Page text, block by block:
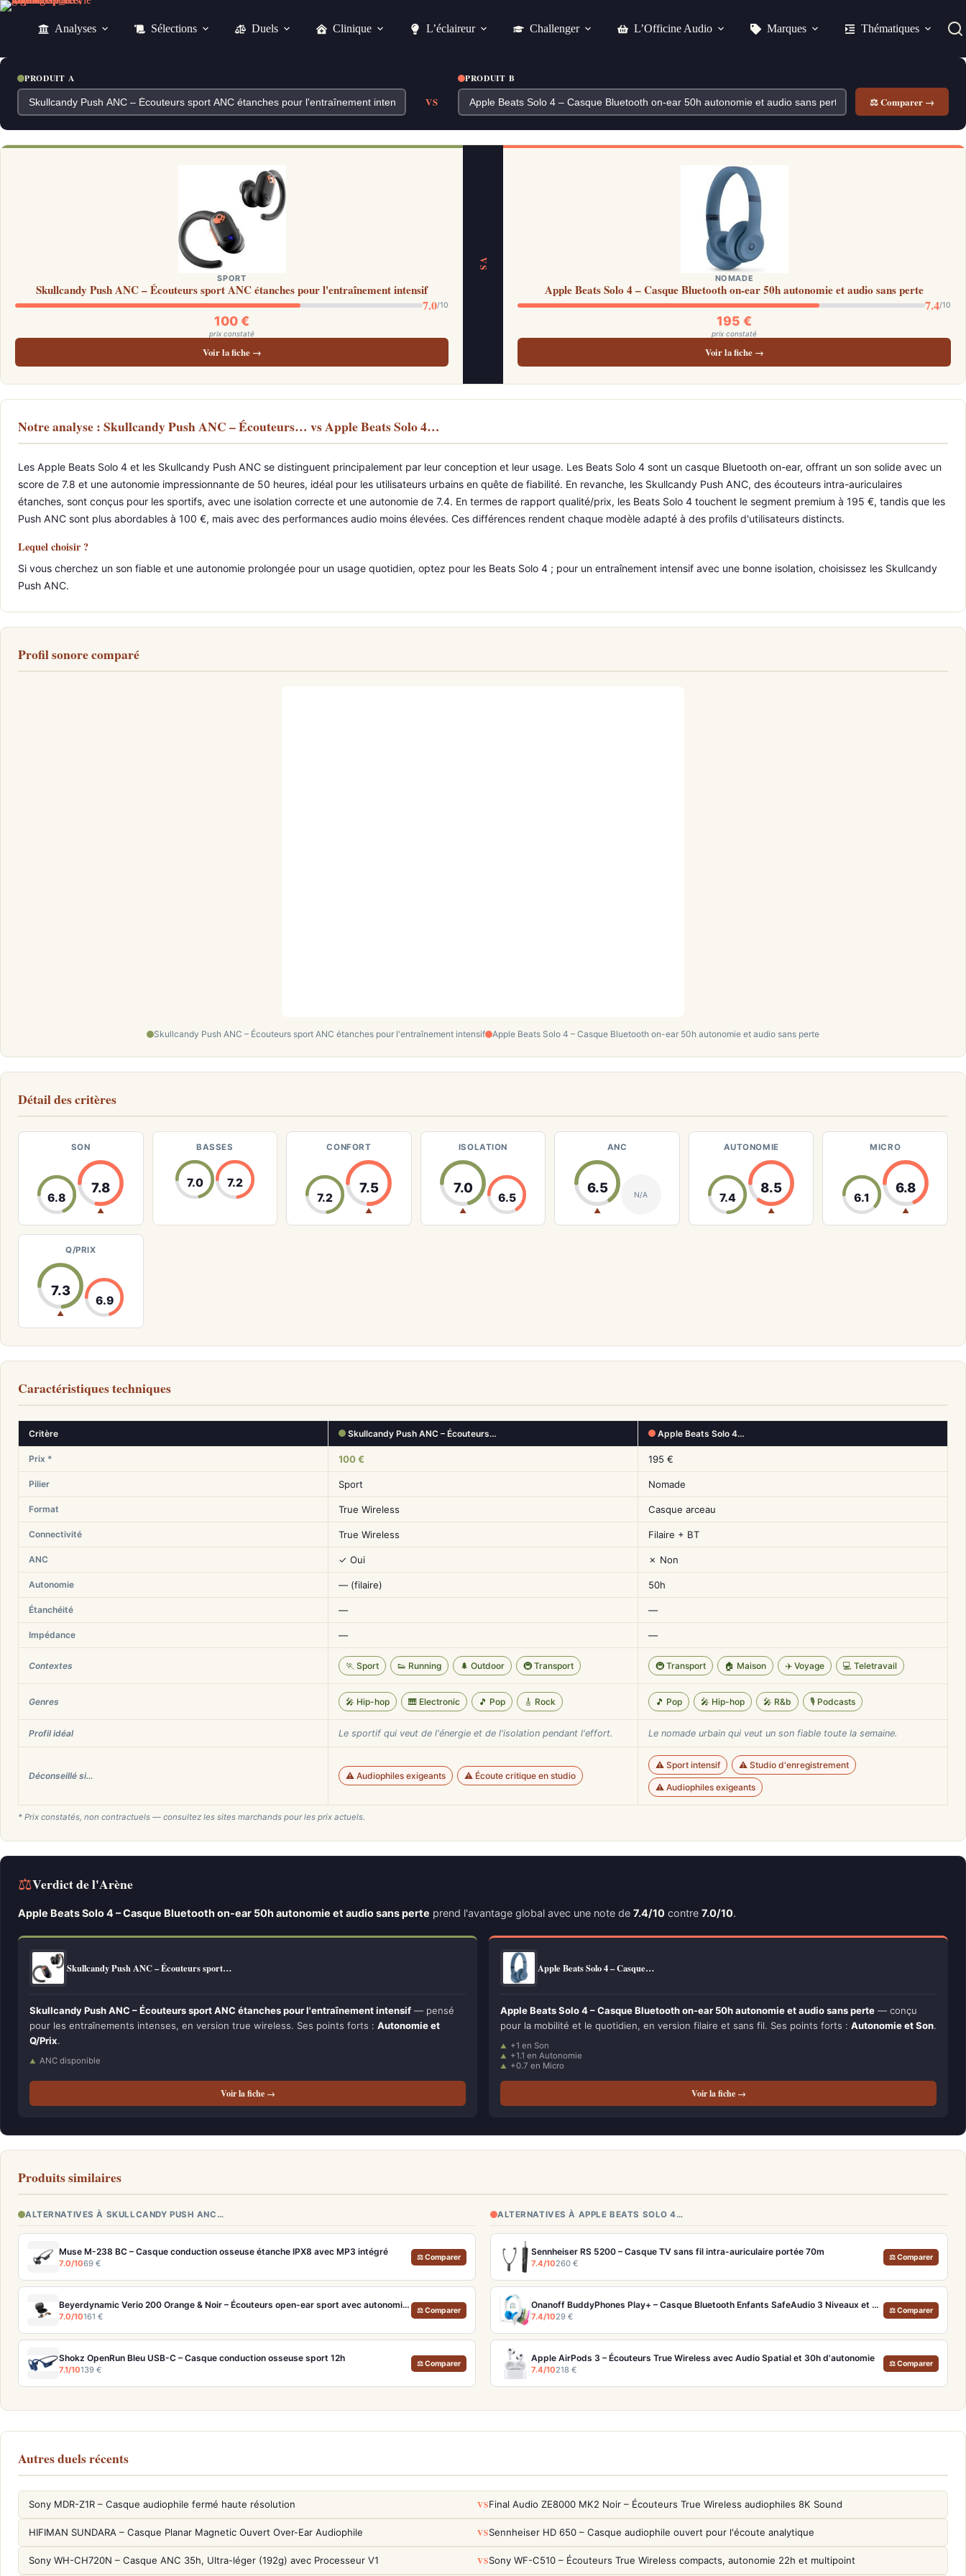
Passer
Analyses Sélections Duels Clinique L’éclaireur Challenger L’Officine Audio Marques Thématiques
PRODUIT A
VS
PRODUIT B
⚖ Comparer →
SPORT
Skullcandy Push ANC – Écouteurs sport ANC étanches pour l'entraînement intensif
7.0/10
100 €
prix constaté
Voir la fiche →
VS
NOMADE
Apple Beats Solo 4 – Casque Bluetooth on-ear 50h autonomie et audio sans perte
7.4/10
195 €
prix constaté
Voir la fiche →
Notre analyse : Skullcandy Push ANC – Écouteurs… vs Apple Beats Solo 4…
Les Apple Beats Solo 4 et les Skullcandy Push ANC se distinguent principalement par leur conception et leur usage. Les Beats Solo 4 sont un casque Bluetooth on-ear, offrant un son solide avec un
score de 7.8 et une autonomie impressionnante de 50 heures, idéal pour les utilisateurs urbains en quête de fiabilité. En revanche, les Skullcandy Push ANC, des écouteurs intra-auriculaires
étanches, sont conçus pour les sportifs, avec une isolation correcte et une autonomie de 7.4. En termes de rapport qualité/prix, les Beats Solo 4 touchent le segment premium à 195 €, tandis que les
Push ANC sont plus abordables à 100 €, mais avec des performances audio moins élevées. Ces différences rendent chaque modèle adapté à des profils d'utilisateurs distincts.
Lequel choisir ?
Si vous cherchez un son fiable et une autonomie prolongée pour un usage quotidien, optez pour les Beats Solo 4 ; pour un entraînement intensif avec une bonne isolation, choisissez les Skullcandy
Push ANC.
Profil sonore comparé
Skullcandy Push ANC – Écouteurs sport ANC étanches pour l'entraînement intensif Apple Beats Solo 4 – Casque Bluetooth on-ear 50h autonomie et audio sans perte
Détail des critères
SON
6.8
7.8
▲
BASSES
7.0 7.2
CONFORT
7.2
7.5
▲
ISOLATION
7.0
▲
6.5
ANC
6.5
▲
N/A
AUTONOMIE
7.4
8.5
▲
MICRO
6.1
6.8
▲
Q/PRIX
7.3
▲
6.9
Caractéristiques techniques
Critère Skullcandy Push ANC – Écouteurs… Apple Beats Solo 4…
Prix * 100 € 195 €
Pilier Sport Nomade
Format True Wireless Casque arceau
Connectivité True Wireless Filaire + BT
ANC ✓ Oui ✗ Non
Autonomie — (filaire) 50h
Étanchéité — —
Impédance — —
Contextes 🏃 Sport 👟 Running 🌲 Outdoor 🚇 Transport 🚇 Transport 🏠 Maison ✈️ Voyage 💻 Teletravail
Genres 🎤 Hip-hop 🎹 Electronic 🎵 Pop 🎸 Rock 🎵 Pop 🎤 Hip-hop 🎤 R&b 🎙️ Podcasts
Profil idéal Le sportif qui veut de l'énergie et de l'isolation pendant l'effort. Le nomade urbain qui veut un son fiable toute la semaine.
Déconseillé si… ⚠️ Audiophiles exigeants ⚠️ Écoute critique en studio
⚠️ Sport intensif ⚠️ Studio d'enregistrement
⚠️ Audiophiles exigeants
* Prix constatés, non contractuels — consultez les sites marchands pour les prix actuels.
⚖Verdict de l'Arène
Apple Beats Solo 4 – Casque Bluetooth on-ear 50h autonomie et audio sans perte prend l'avantage global avec une note de 7.4/10 contre 7.0/10.
Skullcandy Push ANC – Écouteurs sport…
Skullcandy Push ANC – Écouteurs sport ANC étanches pour l'entraînement intensif — pensé
pour les entraînements intenses, en version true wireless. Ses points forts : Autonomie et
Q/Prix.
ANC disponible
Voir la fiche →
Apple Beats Solo 4 – Casque…
Apple Beats Solo 4 – Casque Bluetooth on-ear 50h autonomie et audio sans perte — conçu
pour la mobilité et le quotidien, en version filaire et sans fil. Ses points forts : Autonomie et Son.
+1 en Son
+1.1 en Autonomie
+0.7 en Micro
Voir la fiche →
Produits similaires
ALTERNATIVES À SKULLCANDY PUSH ANC…
Muse M-238 BC – Casque conduction osseuse étanche IPX8 avec MP3 intégré
7.0/1069 €
⚖ Comparer
Beyerdynamic Verio 200 Orange & Noir – Écouteurs open-ear sport avec autonomie 35h
7.0/10161 €
⚖ Comparer
Shokz OpenRun Bleu USB-C – Casque conduction osseuse sport 12h
7.1/10139 €
⚖ Comparer
ALTERNATIVES À APPLE BEATS SOLO 4…
Sennheiser RS 5200 – Casque TV sans fil intra-auriculaire portée 70m
7.4/10260 €
⚖ Comparer
Onanoff BuddyPhones Play+ – Casque Bluetooth Enfants SafeAudio 3 Niveaux et StudyMode
7.4/1029 €
⚖ Comparer
Apple AirPods 3 – Écouteurs True Wireless avec Audio Spatial et 30h d'autonomie
7.4/10218 €
⚖ Comparer
Autres duels récents
Sony MDR-Z1R – Casque audiophile fermé haute résolution VSFinal Audio ZE8000 MK2 Noir – Écouteurs True Wireless audiophiles 8K Sound
HIFIMAN SUNDARA – Casque Planar Magnetic Ouvert Over-Ear Audiophile VSSennheiser HD 650 – Casque audiophile ouvert pour l'écoute analytique
Sony WH-CH720N – Casque ANC 35h, Ultra-léger (192g) avec Processeur V1 VSSony WF-C510 – Écouteurs True Wireless compacts, autonomie 22h et multipoint